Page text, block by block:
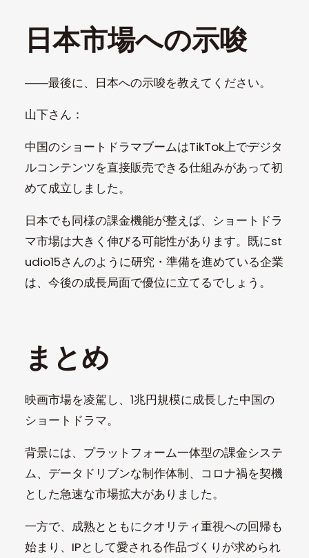
日本市場への示唆
――最後に、日本への示唆を教えてください。
山下さん：
中国のショートドラマブームはTikTok上でデジタ
ルコンテンツを直接販売できる仕組みがあって初
めて成立しました。
日本でも同様の課金機能が整えば、ショートドラ
マ市場は大きく伸びる可能性があります。既にst
udio15さんのように研究・準備を進めている企業
は、今後の成長局面で優位に立てるでしょう。
まとめ
映画市場を凌駕し、1兆円規模に成長した中国の
ショートドラマ。
背景には、プラットフォーム一体型の課金システ
ム、データドリブンな制作体制、コロナ禍を契機
とした急速な市場拡大がありました。
一方で、成熟とともにクオリティ重視への回帰も
始まり、IPとして愛される作品づくりが求められ